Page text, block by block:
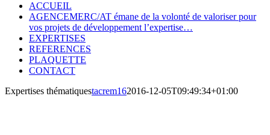
ACCUEIL
AGENCEMERC/AT émane de la volonté de valoriser pour
vos projets de développement l’expertise…
EXPERTISES
REFERENCES
PLAQUETTE
CONTACT
Expertises thématiquestacrem162016-12-05T09:49:34+01:00